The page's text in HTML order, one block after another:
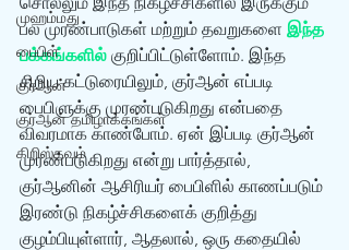
முஹம்மது
பைபிள்
குர்‍ஆன்
குர்‍ஆன் தமிழாக்கங்கள்
கிறிஸ்தவம்
பல முரண்பாடுகள் மற்றும் தவறுகளை இந்த
பக்கங்களில் குறிப்பிட்டுள்ளோம். இந்த
சிறிய கட்டுரையிலும், குர்‍ஆன் எப்படி
பைபிளுக்கு முரண்படுகிறது என்பதை
விவரமாக காண்போம். ஏன் இப்படி குர்‍ஆன்
முரண்படுகிறது என்று பார்த்தால்,
குர்‍ஆனின் ஆசிரியர் பைபிளில் காணப்படும்
இரண்டு நிகழ்ச்சிகளைக் குறித்து
குழம்பியுள்ளார், ஆதலால், ஒரு கதையில்